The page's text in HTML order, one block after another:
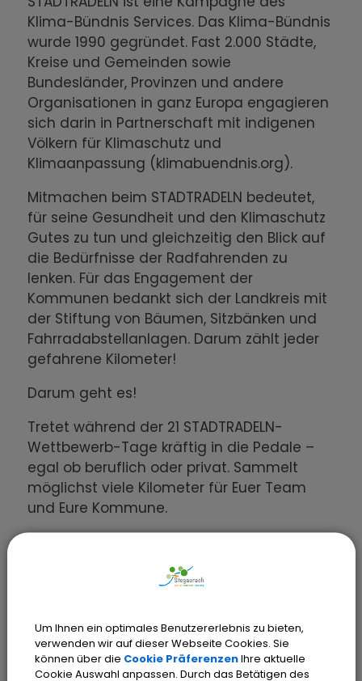
Klima-Bündnis Services. Das Klima-Bündnis
wurde 1990 gegründet. Fast 2.000 Städte,
Kreise und Gemeinden sowie
Bundesländer, Provinzen und andere
Organisationen in ganz Europa engagieren
sich darin in Partnerschaft mit indigenen
Völkern für Klimaschutz und
Klimaanpassung (klimabuendnis.org).
Mitmachen beim STADTRADELN bedeutet,
für seine Gesundheit und den Klimaschutz
Gutes zu tun und gleichzeitig den Blick auf
die Bedürfnisse der Radfahrenden zu
lenken. Für das Engagement der
Kommunen bedankt sich der Landkreis mit
der Stiftung von Bäumen, Sitzbänken und
Fahrradabstellanlagen. Darum zählt jeder
gefahrene Kilometer!
Darum geht es!
Tretet während der 21 STADTRADELN-
Wettbewerb-Tage kräftig in die Pedale –
egal ob beruflich oder privat. Sammelt
möglichst viele Kilometer für Euer Team
und Eure Kommune.
Alle Personen, die im Landkreis Bamberg
Wie nehmt Ihr teil?
Um Ihnen ein optimales Benutzererlebnis zu bieten,
verwenden wir auf dieser Webseite Cookies. Sie
können über die Cookie PräferenzenIhre aktuelle
Cookie Auswahl anpassen. Durch das Betätigen des